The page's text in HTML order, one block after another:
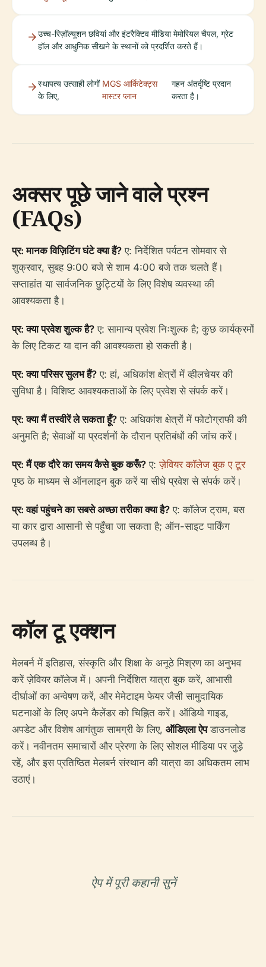
उच्च-रिज़ॉल्यूशन छवियां और इंटरैक्टिव मीडिया मेमोरियल चैपल, ग्रेट
हॉल और आधुनिक सीखने के स्थानों को प्रदर्शित करते हैं।
स्थापत्य उत्साही लोगों
के लिए,
MGS आर्किटेक्ट्स
मास्टर प्लान
गहन अंतर्दृष्टि प्रदान
करता है।
अक्सर पूछे जाने वाले प्रश्न
(FAQs)
प्र: मानक विज़िटिंग घंटे क्या हैं? ए: निर्देशित पर्यटन सोमवार से
शुक्रवार, सुबह 9:00 बजे से शाम 4:00 बजे तक चलते हैं।
सप्ताहांत या सार्वजनिक छुट्टियों के लिए विशेष व्यवस्था की
आवश्यकता है।
प्र: क्या प्रवेश शुल्क है? ए: सामान्य प्रवेश निःशुल्क है; कुछ कार्यक्रमों
के लिए टिकट या दान की आवश्यकता हो सकती है।
प्र: क्या परिसर सुलभ हैं? ए: हां, अधिकांश क्षेत्रों में व्हीलचेयर की
सुविधा है। विशिष्ट आवश्यकताओं के लिए प्रवेश से संपर्क करें।
प्र: क्या मैं तस्वीरें ले सकता हूँ? ए: अधिकांश क्षेत्रों में फोटोग्राफी की
अनुमति है; सेवाओं या प्रदर्शनों के दौरान प्रतिबंधों की जांच करें।
प्र: मैं एक दौरे का समय कैसे बुक करूँ? ए:ज़ेवियर कॉलेज बुक ए टूर
पृष्ठ के माध्यम से ऑनलाइन बुक करें या सीधे प्रवेश से संपर्क करें।
प्र: वहां पहुंचने का सबसे अच्छा तरीका क्या है? ए: कॉलेज ट्राम, बस
या कार द्वारा आसानी से पहुँचा जा सकता है; ऑन-साइट पार्किंग
उपलब्ध है।
कॉल टू एक्शन
मेलबर्न में इतिहास, संस्कृति और शिक्षा के अनूठे मिश्रण का अनुभव
करें ज़ेवियर कॉलेज में। अपनी निर्देशित यात्रा बुक करें, आभासी
दीर्घाओं का अन्वेषण करें, और मेमेटाइम फेयर जैसी सामुदायिक
घटनाओं के लिए अपने कैलेंडर को चिह्नित करें। ऑडियो गाइड,
अपडेट और विशेष आगंतुक सामग्री के लिए, ऑडिएला ऐपडाउनलोड
करें। नवीनतम समाचारों और प्रेरणा के लिए सोशल मीडिया पर जुड़े
रहें, और इस प्रतिष्ठित मेलबर्न संस्थान की यात्रा का अधिकतम लाभ
उठाएं।
ऐप में पूरी कहानी सुनें